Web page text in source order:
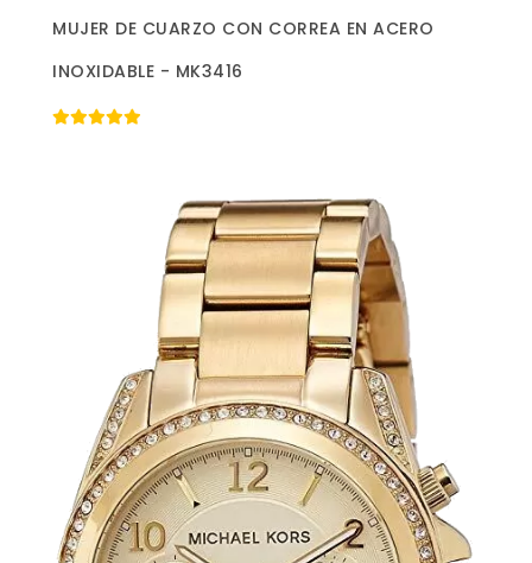
MUJER DE CUARZO CON CORREA EN ACERO
INOXIDABLE - MK3416